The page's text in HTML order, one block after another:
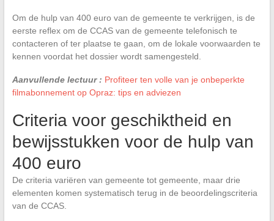
Om de hulp van 400 euro van de gemeente te verkrijgen, is de
eerste reflex om de CCAS van de gemeente telefonisch te
contacteren of ter plaatse te gaan, om de lokale voorwaarden te
kennen voordat het dossier wordt samengesteld.
Aanvullende lectuur : Profiteer ten volle van je onbeperkte
filmabonnement op Opraz: tips en adviezen
Criteria voor geschiktheid en
bewijsstukken voor de hulp van
400 euro
De criteria variëren van gemeente tot gemeente, maar drie
elementen komen systematisch terug in de beoordelingscriteria
van de CCAS.